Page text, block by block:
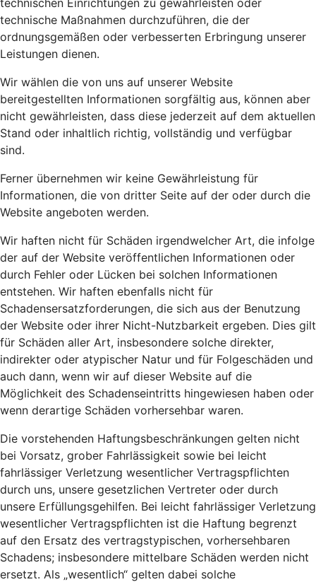
technischen Einrichtungen zu gewährleisten oder
technische Maßnahmen durchzuführen, die der
ordnungsgemäßen oder verbesserten Erbringung unserer
Leistungen dienen.
Wir wählen die von uns auf unserer Website
bereitgestellten Informationen sorgfältig aus, können aber
nicht gewährleisten, dass diese jederzeit auf dem aktuellen
Stand oder inhaltlich richtig, vollständig und verfügbar
sind.
Ferner übernehmen wir keine Gewährleistung für
Informationen, die von dritter Seite auf der oder durch die
Website angeboten werden.
Wir haften nicht für Schäden irgendwelcher Art, die infolge
der auf der Website veröffentlichen Informationen oder
durch Fehler oder Lücken bei solchen Informationen
entstehen. Wir haften ebenfalls nicht für
Schadensersatzforderungen, die sich aus der Benutzung
der Website oder ihrer Nicht-Nutzbarkeit ergeben. Dies gilt
für Schäden aller Art, insbesondere solche direkter,
indirekter oder atypischer Natur und für Folgeschäden und
auch dann, wenn wir auf dieser Website auf die
Möglichkeit des Schadenseintritts hingewiesen haben oder
wenn derartige Schäden vorhersehbar waren.
Die vorstehenden Haftungsbeschränkungen gelten nicht
bei Vorsatz, grober Fahrlässigkeit sowie bei leicht
fahrlässiger Verletzung wesentlicher Vertragspflichten
durch uns, unsere gesetzlichen Vertreter oder durch
unsere Erfüllungsgehilfen. Bei leicht fahrlässiger Verletzung
wesentlicher Vertragspflichten ist die Haftung begrenzt
auf den Ersatz des vertragstypischen, vorhersehbaren
Schadens; insbesondere mittelbare Schäden werden nicht
ersetzt. Als „wesentlich“ gelten dabei solche